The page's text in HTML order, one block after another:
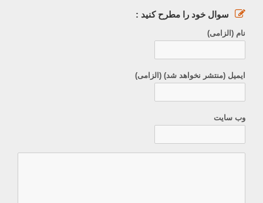
سوال خود را مطرح کنید :
نام (الزامی)
ایمیل (منتشر نخواهد شد) (الزامی)
وب سایت